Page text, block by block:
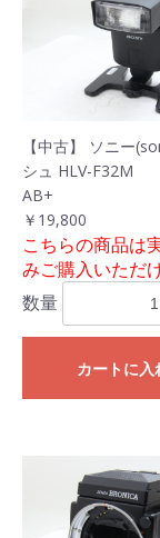
【中古】 ソニー
シュ HLV-F32M
AB+
￥19,800
こちらの商品は
みご購入いただ
数量
カートに入